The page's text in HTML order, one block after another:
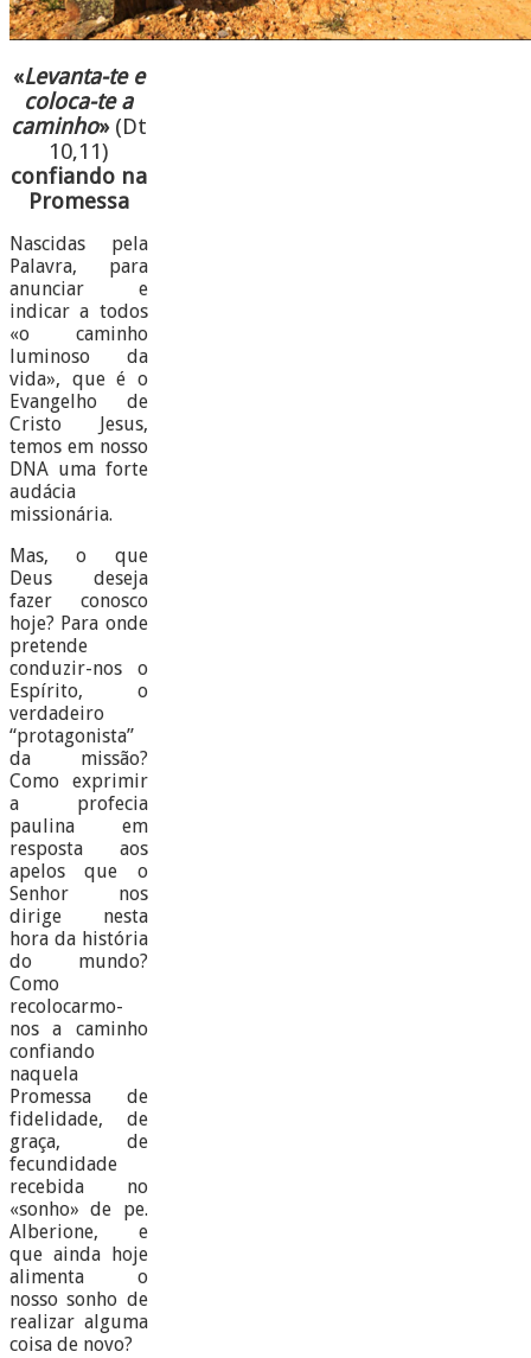
«Levanta-te e
coloca-te a
caminho»(Dt
10,11)
confiando na
Promessa
Nascidas pela
Palavra, para
anunciar e
indicar a todos
«o caminho
luminoso da
vida», que é o
Evangelho de
Cristo Jesus,
temos em nosso
DNA uma forte
audácia
missionária.
Mas, o que
Deus deseja
fazer conosco
hoje? Para onde
pretende
conduzir-nos o
Espírito, o
verdadeiro
“protagonista”
da missão?
Como exprimir
a profecia
paulina em
resposta aos
apelos que o
Senhor nos
dirige nesta
hora da história
do mundo?
Como
recolocarmo-
nos a caminho
confiando
naquela
Promessa de
fidelidade, de
graça, de
fecundidade
recebida no
«sonho» de pe.
Alberione, e
que ainda hoje
alimenta o
nosso sonho de
realizar alguma
coisa de novo?